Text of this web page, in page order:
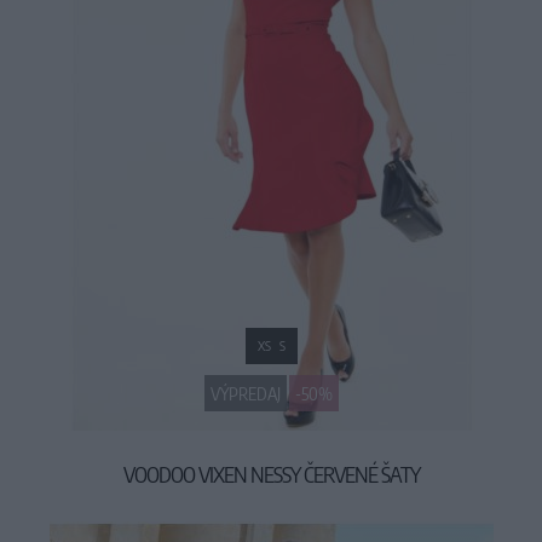
VÝPREDAJ -50%
XS S
VOODOO VIXEN NESSY ČERVENÉ ŠATY
29,90 €